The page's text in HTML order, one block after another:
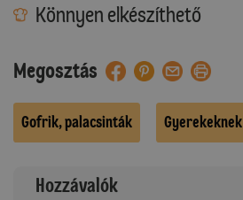
Könnyen elkészíthető
Megosztás
Gofrik, palacsinták Gyerekeknek
Hozzávalók